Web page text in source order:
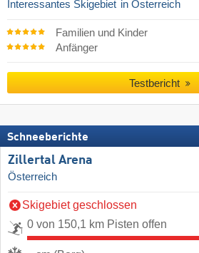
Interessantes Skigebiet in Österreich
Familien und Kinder
Anfänger
Testbericht
Schneeberichte
Zillertal Arena
Österreich
Skigebiet geschlossen
0 von 150,1 km Pisten offen